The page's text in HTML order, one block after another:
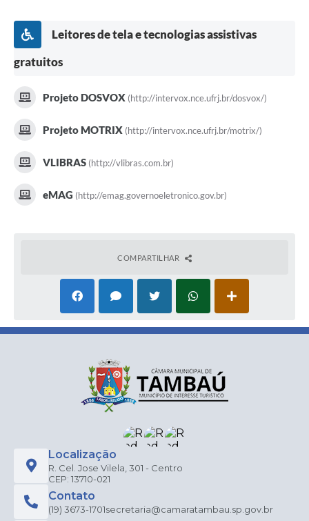
Leitores de tela e tecnologias assistivas
gratuitos
Projeto DOSVOX (http://intervox.nce.ufrj.br/dosvox/)
Projeto MOTRIX (http://intervox.nce.ufrj.br/motrix/)
VLIBRAS (http://vlibras.com.br)
eMAG (http://emag.governoeletronico.gov.br)
COMPARTILHAR
Localização
R. Cel. Jose Vilela, 301 - Centro
CEP: 13710-021
Contato
(19) 3673-1701secretaria@camaratambau.sp.gov.br